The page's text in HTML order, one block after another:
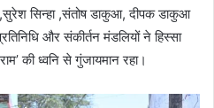
,सुरेश सिन्हा ,संतोष डाकुआ, दीपक डाकुआ
और संकीर्तन मंडलियों ने हिस्सा
की ध्वनि से गुंजायमान रहा।